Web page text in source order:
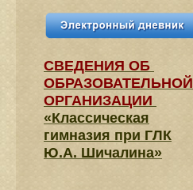
СВЕДЕНИЯ​ ОБ
ОБРАЗОВАТЕЛЬНОЙ
ОРГАНИЗАЦИИ
«Классическая
гимназия при ГЛК
Ю.А. Шичалина»